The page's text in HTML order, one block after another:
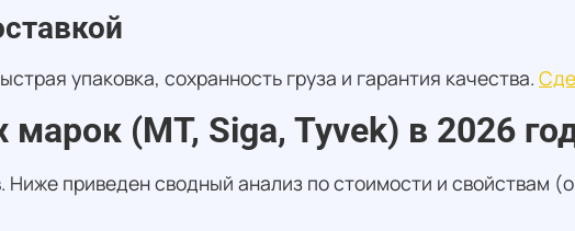
упаковка, сохранность груза и гарантия качества.
(MT, Siga, Tyvek) в 2026
приведен сводный анализ по стоимости и свойствам